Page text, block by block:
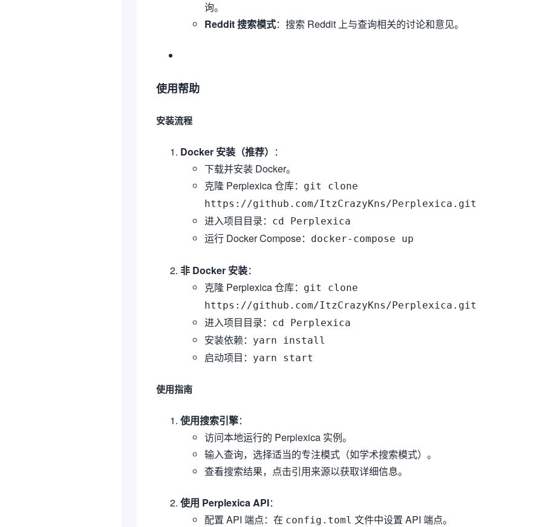
询。
Reddit 搜索模式：搜索 Reddit 上与查询相关的讨论和意见。
使用帮助
安装流程
Docker 安装（推荐） ：
下载并安装 Docker。
克隆 Perplexica 仓库：
git clone
https://github.com/ItzCrazyKns/Perplexica.git
进入项目目录： cd Perplexica
运行 Docker Compose： docker-compose up
非 Docker 安装：
克隆 Perplexica 仓库：
git clone
https://github.com/ItzCrazyKns/Perplexica.git
进入项目目录： cd Perplexica
安装依赖： yarn install
启动项目： yarn start
使用指南
使用搜索引擎：
访问本地运行的 Perplexica 实例。
输入查询，选择适当的专注模式（如学术搜索模式）。
查看搜索结果，点击引用来源以获取详细信息。
使用 Perplexica API：
配置 API 端点：在 config.toml 文件中设置 API 端点。